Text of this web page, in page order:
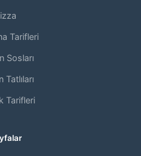
Tarifleri
Sosları
Tatlıları
Tarifleri